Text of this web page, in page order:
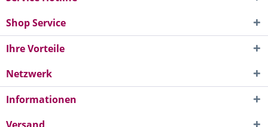
Shop Service
Ihre Vorteile
Netzwerk
Informationen